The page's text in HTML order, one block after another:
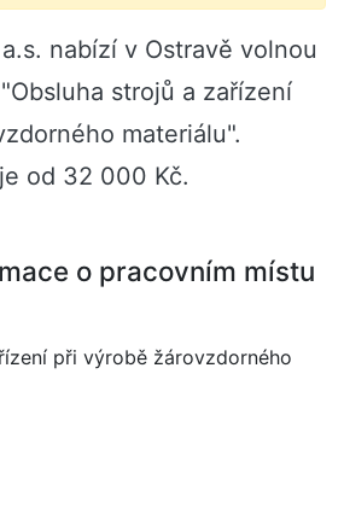
nabízí v Ostravě volnou
strojů a zařízení
materiálu".
od 32 000 Kč.
o pracovním místu
při výrobě žárovzdorného